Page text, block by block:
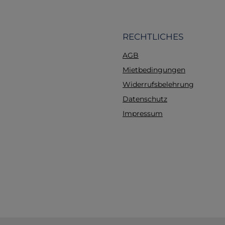
RECHTLICHES
AGB
Mietbedingungen
Widerrufsbelehrung
Datenschutz
Impressum